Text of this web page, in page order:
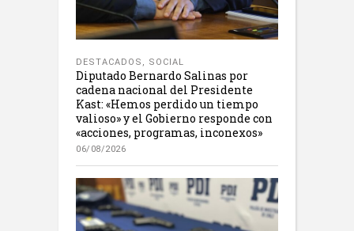
DESTACADOS , SOCIAL
Diputado Bernardo Salinas por
cadena nacional del Presidente
Kast: «Hemos perdido un tiempo
valioso» y el Gobierno responde con
«acciones, programas, inconexos»
06/08/2026